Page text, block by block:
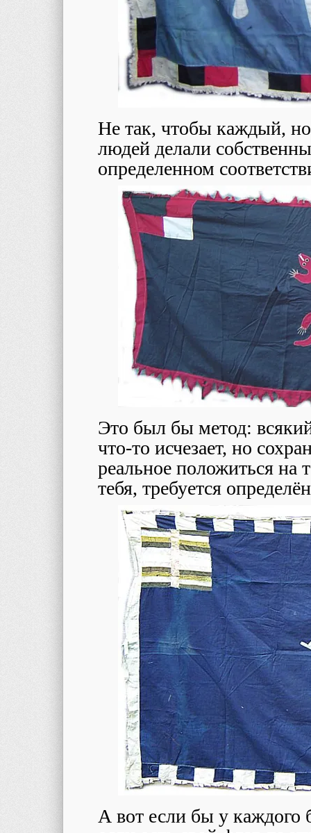
Не так, чтобы каждый,
людей делали
определенном
Это был бы метод:
что-то исчезает, но
реальное положиться на
тебя, требуется
А вот если бы у каждого